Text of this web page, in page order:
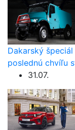
Dakarský
poslednú chvíľu
31.07.